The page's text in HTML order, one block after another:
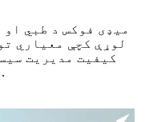
میډی فوکس د طبي
لوړې کچې معیاري
تصدیق لري.